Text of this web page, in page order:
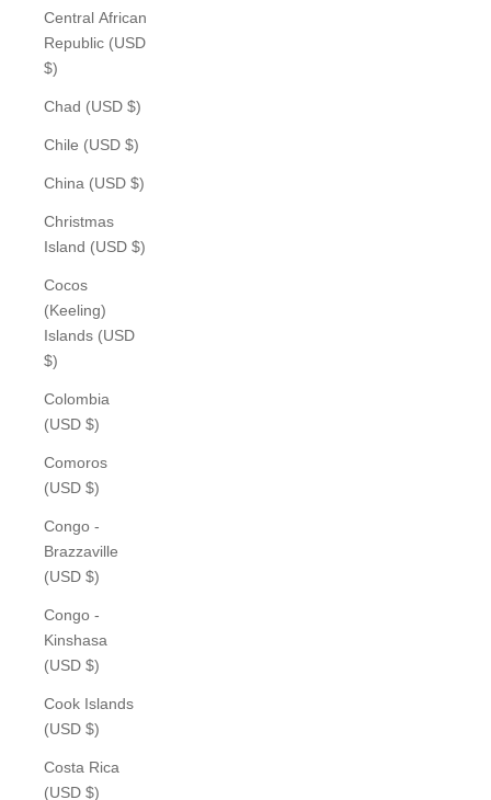
Central African
Republic (USD
$)
Chad (USD $)
Chile (USD $)
China (USD $)
Christmas
Island (USD $)
Cocos
(Keeling)
Islands (USD
$)
Colombia
(USD $)
Comoros
(USD $)
Congo -
Brazzaville
(USD $)
Congo -
Kinshasa
(USD $)
Cook Islands
(USD $)
Costa Rica
(USD $)